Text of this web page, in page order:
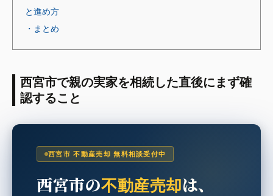
と進め方
・まとめ
西宮市で親の実家を相続した直後にまず確
認すること
西宮市 不動産売却 無料相談受付中
西宮市の不動産売却は、